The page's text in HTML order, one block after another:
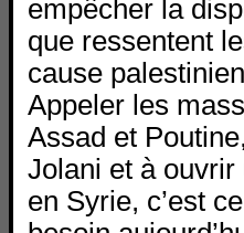
empêcher la
que ressentent
cause
Appeler les
Assad et
Jolani et à
en Syrie, c’est